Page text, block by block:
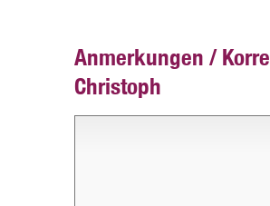
Anmerkungen /
Christoph